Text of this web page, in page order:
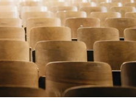
do conflito, as últimas
por uma subida
deverá ser revertida na